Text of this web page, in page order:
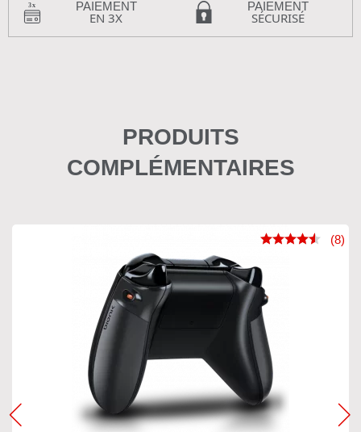
PAIEMENT
EN 3X
PAIEMENT
SÉCURISÉ
PRODUITS
COMPLÉMENTAIRES
(8)